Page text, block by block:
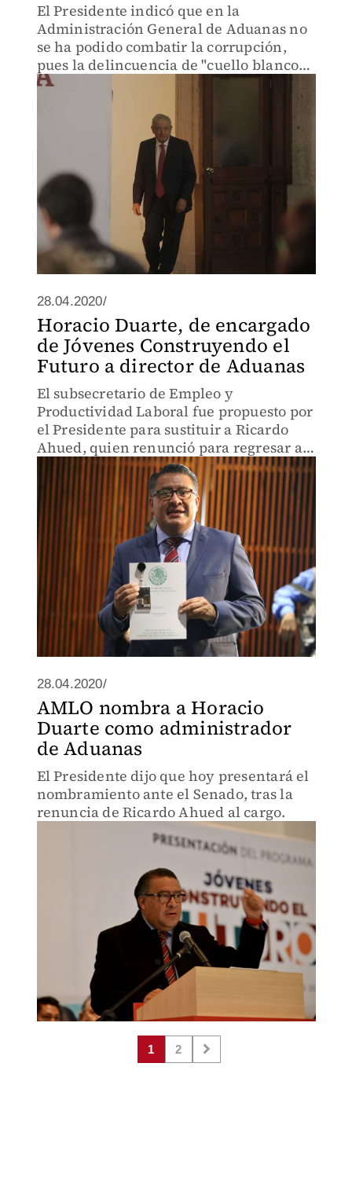
El Presidente indicó que en la
Administración General de Aduanas no
se ha podido combatir la corrupción,
pues la delincuencia de "cuello blanco"
y la común siguen buscando sacar
provecho en el sector.
28.04.2020/
Horacio Duarte, de encargado
de Jóvenes Construyendo el
Futuro a director de Aduanas
El subsecretario de Empleo y
Productividad Laboral fue propuesto por
el Presidente para sustituir a Ricardo
Ahued, quien renunció para regresar al
Senado.
28.04.2020/
AMLO nombra a Horacio
Duarte como administrador
de Aduanas
El Presidente dijo que hoy presentará el
nombramiento ante el Senado, tras la
renuncia de Ricardo Ahued al cargo.
1 2